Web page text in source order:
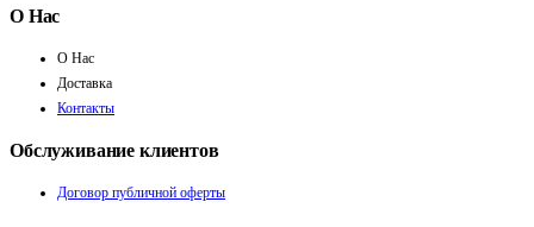
О Нас
О Нас
Доставка
Контакты
Обслуживание клиентов
Договор публичной оферты